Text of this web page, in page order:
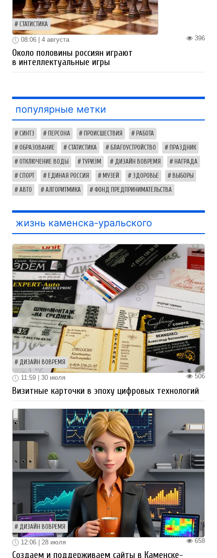
СТАТИСТИКА
396
08:06 | 4 августа
Около половины россиян играют
в интеллектуальные игры
популярные метки
СИНТЗ ПЕРСОНА ПРОИСШЕСТВИЯ РАБОТА
ОБРАЗОВАНИЕ СТАТИСТИКА БЛАГОУСТРОЙСТВО ПРАЗДНИК
ОТКЛЮЧЕНИЕ ВОДЫ ТУРИЗМ ДИЗАЙН ВОВРЕМЯ НАГРАДА
СПОРТ ЕДИНАЯ РОССИЯ МУЗЕЙ ЗДОРОВЬЕ ВЫБОРЫ
АВТО АЛГОРИТМИКА ФОНД ПРЕДПРИНИМАТЕЛЬСТВА
жизнь каменска-уральского
ДИЗАЙН ВОВРЕМЯ
506
11:59 | 30 июля
Визитные карточки в эпоху цифровых технологий
ДИЗАЙН ВОВРЕМЯ
658
12:06 | 28 июля
Создаем и поддерживаем сайты в Каменске-